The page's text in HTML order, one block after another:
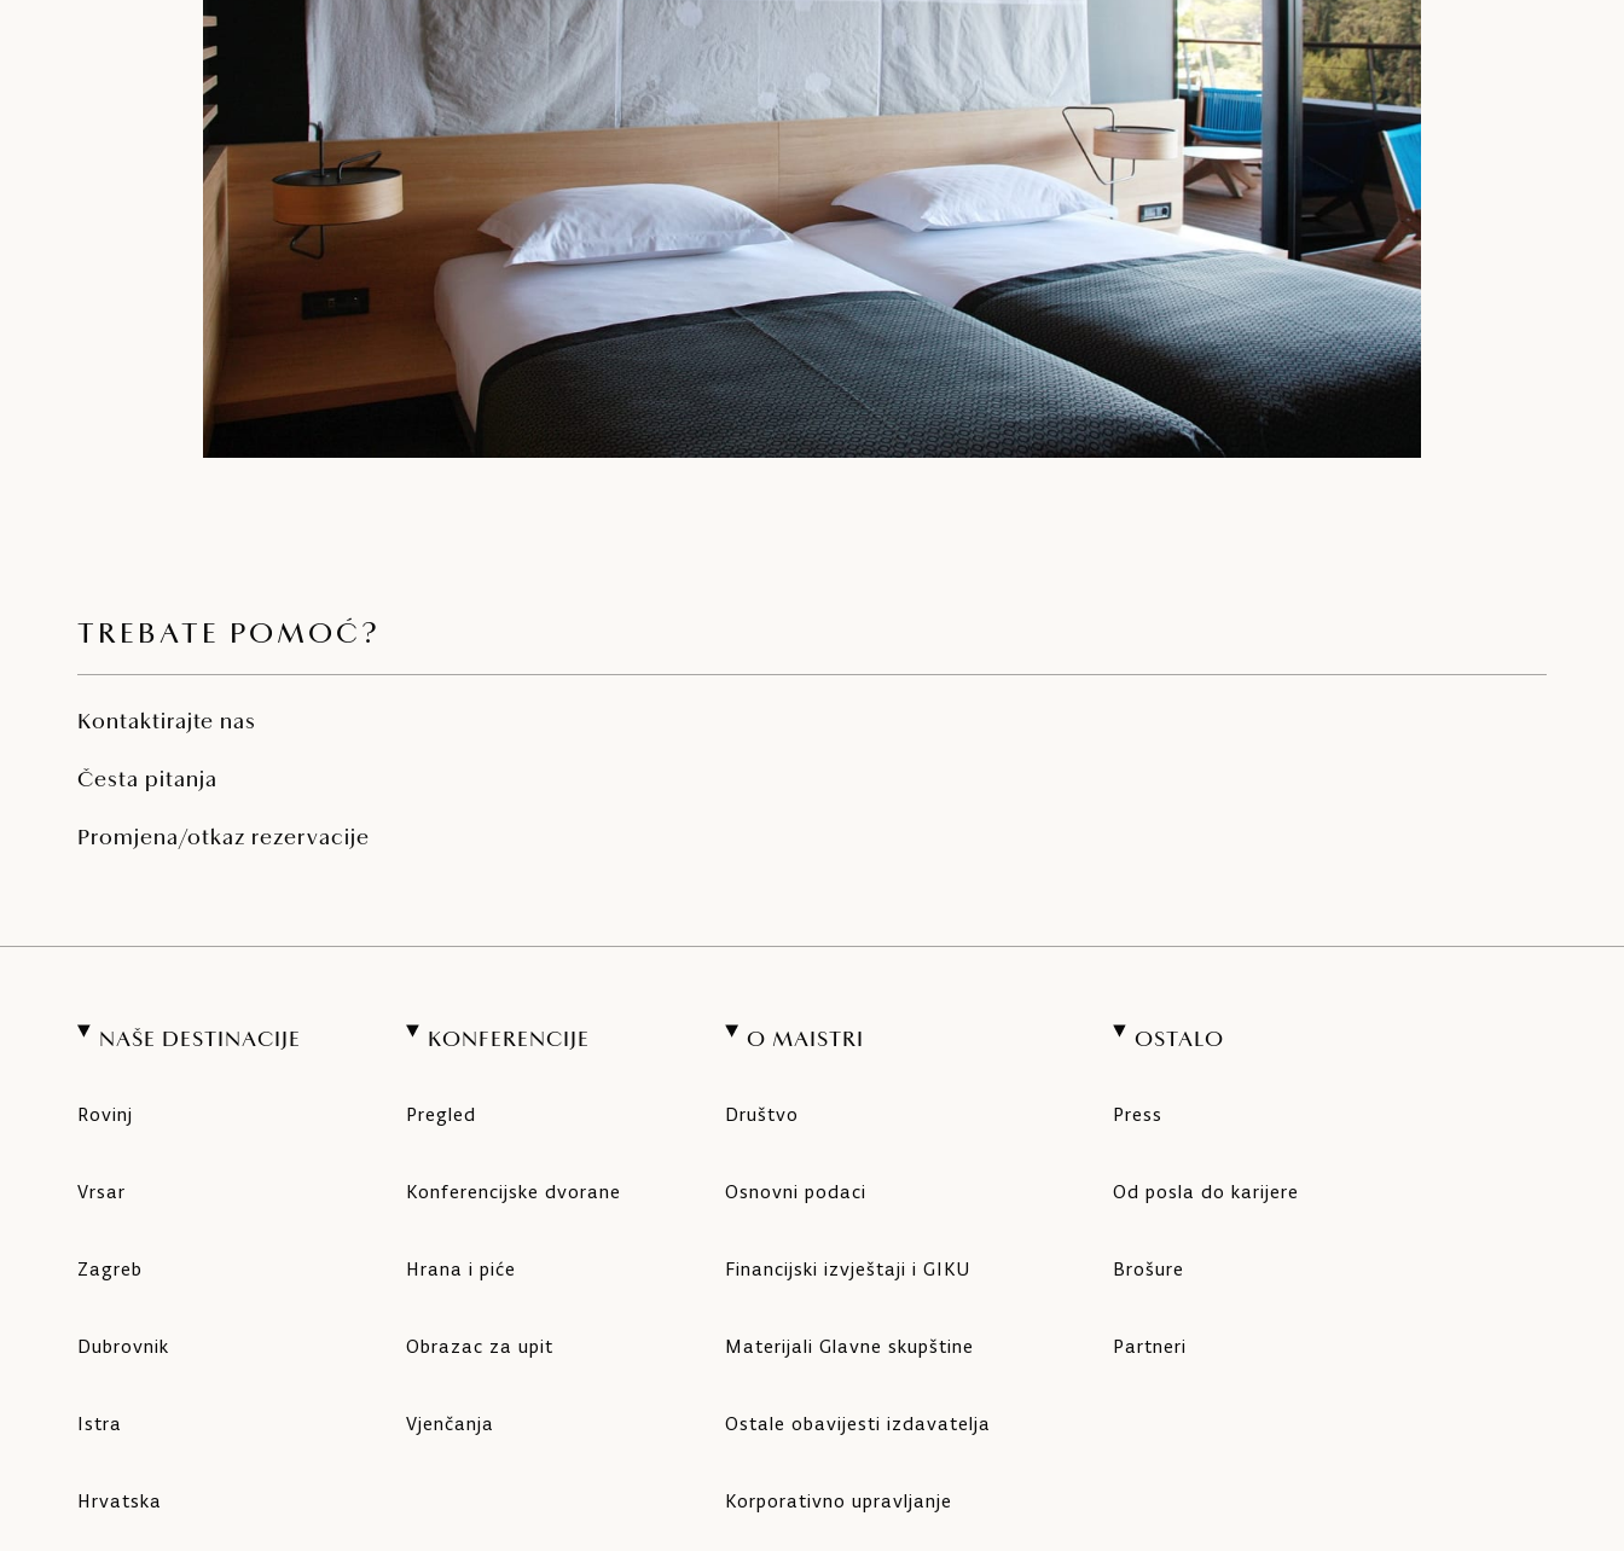
TREBATE POMOĆ?
Kontaktirajte nas
Česta pitanja
Promjena/otkaz rezervacije
NAŠE DESTINACIJE
Rovinj
Vrsar
Zagreb
Dubrovnik
Istra
Hrvatska
KONFERENCIJE
Pregled
Konferencijske dvorane
Hrana i piće
Obrazac za upit
Vjenčanja
O MAISTRI
Društvo
Osnovni podaci
Financijski izvještaji i GIKU
Materijali Glavne skupštine
Ostale obavijesti izdavatelja
Korporativno upravljanje
OSTALO
Press
Od posla do karijere
Brošure
Partneri